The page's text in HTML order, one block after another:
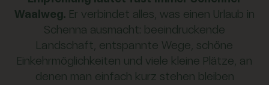
Waalweg. Er verbindet alles, was einen Urlaub in
Schenna ausmacht: beeindruckende
Landschaft, entspannte Wege, schöne
Einkehrmöglichkeiten und viele kleine Plätze, an
denen man einfach kurz stehen bleiben